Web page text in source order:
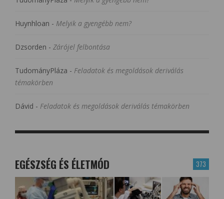
Huynhloan - Melyik a gyengébb nem?
Dzsorden - Zárójel felbontása
TudományPláza - Feladatok és megoldások deriválás
témakörben
Dávid - Feladatok és megoldások deriválás témakörben
373
EGÉSZSÉG ÉS ÉLETMÓD